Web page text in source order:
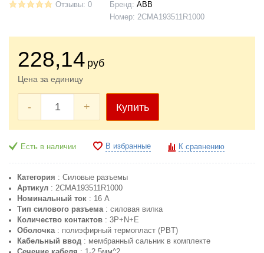
Отзывы: 0 Бренд: ABB
Номер: 2CMA193511R1000
228,14 руб
Цена за единицу
- + Купить
Есть в наличии В избранные К сравнению
Категория : Силовые разъемы
Артикул: 2CMA193511R1000
Номинальный ток: 16 A
Тип силового разъема: силовая вилка
Количество контактов: 3P+N+E
Оболочка: полиэфирный термопласт (PBT)
Кабельный ввод: мембранный сальник в комплекте